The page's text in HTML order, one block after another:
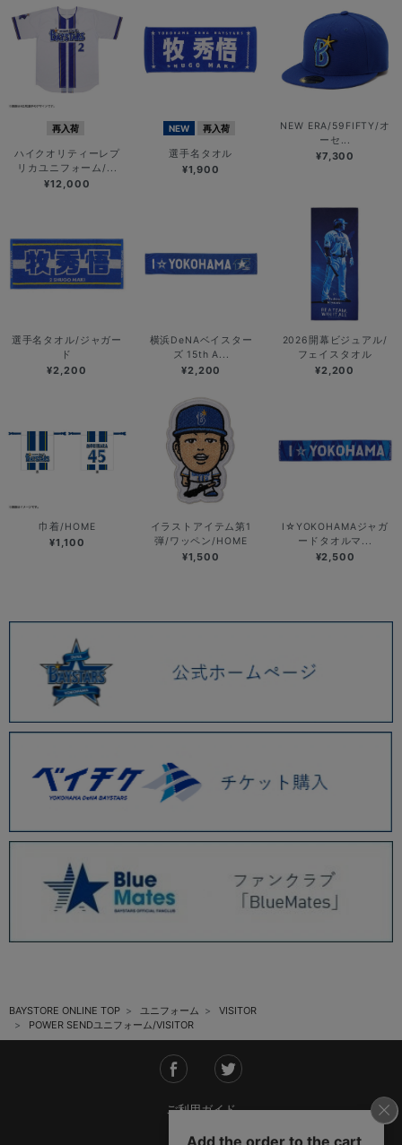
再入荷
ハイクオリティーレプ
リカユニフォーム/...
¥12,000
NEW 再入荷
選手名タオル
¥1,900
NEW ERA/59FIFTY/オ
ーセ...
¥7,300
選手名タオル/ジャガー
ド
¥2,200
横浜DeNAベイスター
ズ 15th A...
¥2,200
2026開幕ビジュアル/
フェイスタオル
¥2,200
巾着/HOME
¥1,100
イラストアイテム第1
弾/ワッペン/HOME
¥1,500
I☆YOKOHAMAジャガ
ードタオルマ...
¥2,500
BAYSTORE ONLINE TOP ユニフォーム
VISITOR
POWER SENDユニフォーム/VISITOR
ご利用ガイド